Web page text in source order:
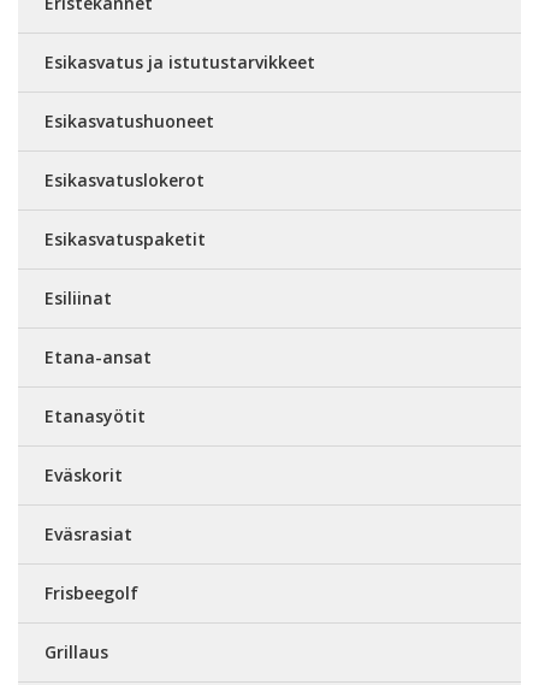
Esikasvatus ja istutustarvikkeet
Esikasvatushuoneet
Esikasvatuslokerot
Esikasvatuspaketit
Esiliinat
Etana-ansat
Etanasyötit
Eväskorit
Eväsrasiat
Frisbeegolf
Grillaus